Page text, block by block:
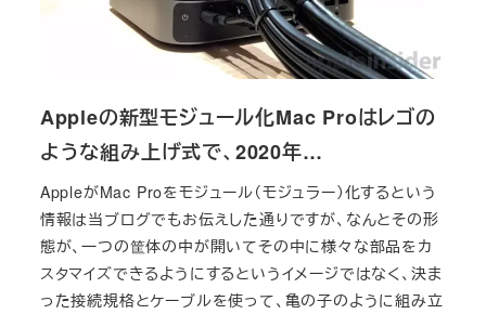
Appleの新型モジュール化Mac Proはレゴの
ような組み上げ式で、2020年…
AppleがMac Proをモジュール（モジュラー）化するという
情報は当ブログでもお伝えした通りですが、なんとその形
態が、一つの筐体の中が開いてその中に様々な部品をカ
スタマイズできるようにするというイメージではなく、決ま
った接続規格とケーブルを使って、亀の子のように組み立